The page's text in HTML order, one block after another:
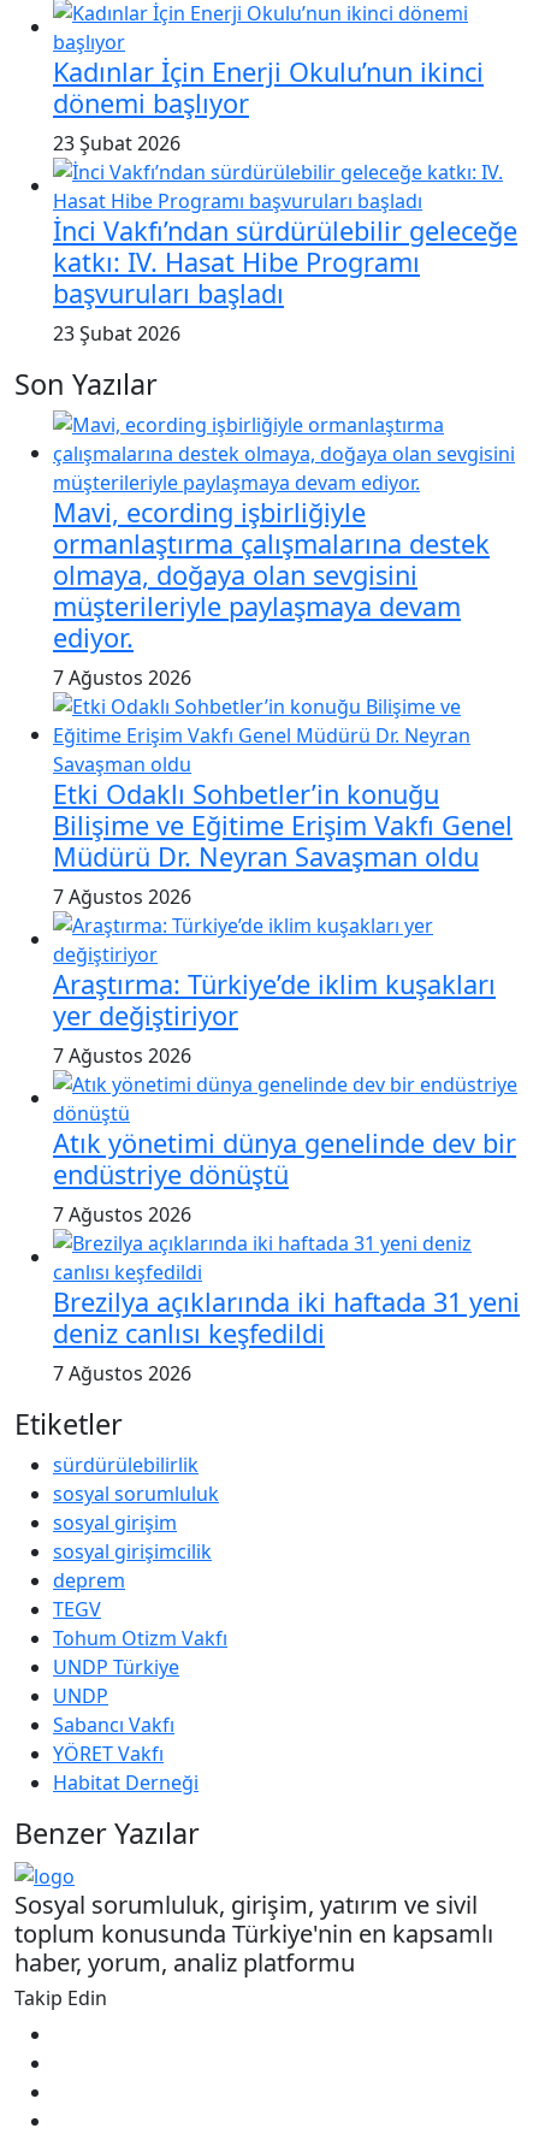
Kadınlar İçin Enerji Okulu’nun ikinci
dönemi başlıyor
23 Şubat 2026
İnci Vakfı’ndan sürdürülebilir geleceğe
katkı: IV. Hasat Hibe Programı
başvuruları başladı
23 Şubat 2026
Son Yazılar
Mavi, ecording işbirliğiyle
ormanlaştırma çalışmalarına destek
olmaya, doğaya olan sevgisini
müşterileriyle paylaşmaya devam
ediyor.
7 Ağustos 2026
Etki Odaklı Sohbetler’in konuğu
Bilişime ve Eğitime Erişim Vakfı Genel
Müdürü Dr. Neyran Savaşman oldu
7 Ağustos 2026
Araştırma: Türkiye’de iklim kuşakları
yer değiştiriyor
7 Ağustos 2026
Atık yönetimi dünya genelinde dev bir
endüstriye dönüştü
7 Ağustos 2026
Brezilya açıklarında iki haftada 31 yeni
deniz canlısı keşfedildi
7 Ağustos 2026
Etiketler
sürdürülebilirlik
sosyal sorumluluk
sosyal girişim
sosyal girişimcilik
deprem
TEGV
Tohum Otizm Vakfı
UNDP Türkiye
UNDP
Sabancı Vakfı
YÖRET Vakfı
Habitat Derneği
Benzer Yazılar
Sosyal sorumluluk, girişim, yatırım ve sivil
toplum konusunda Türkiye'nin en kapsamlı
haber, yorum, analiz platformu
Takip Edin